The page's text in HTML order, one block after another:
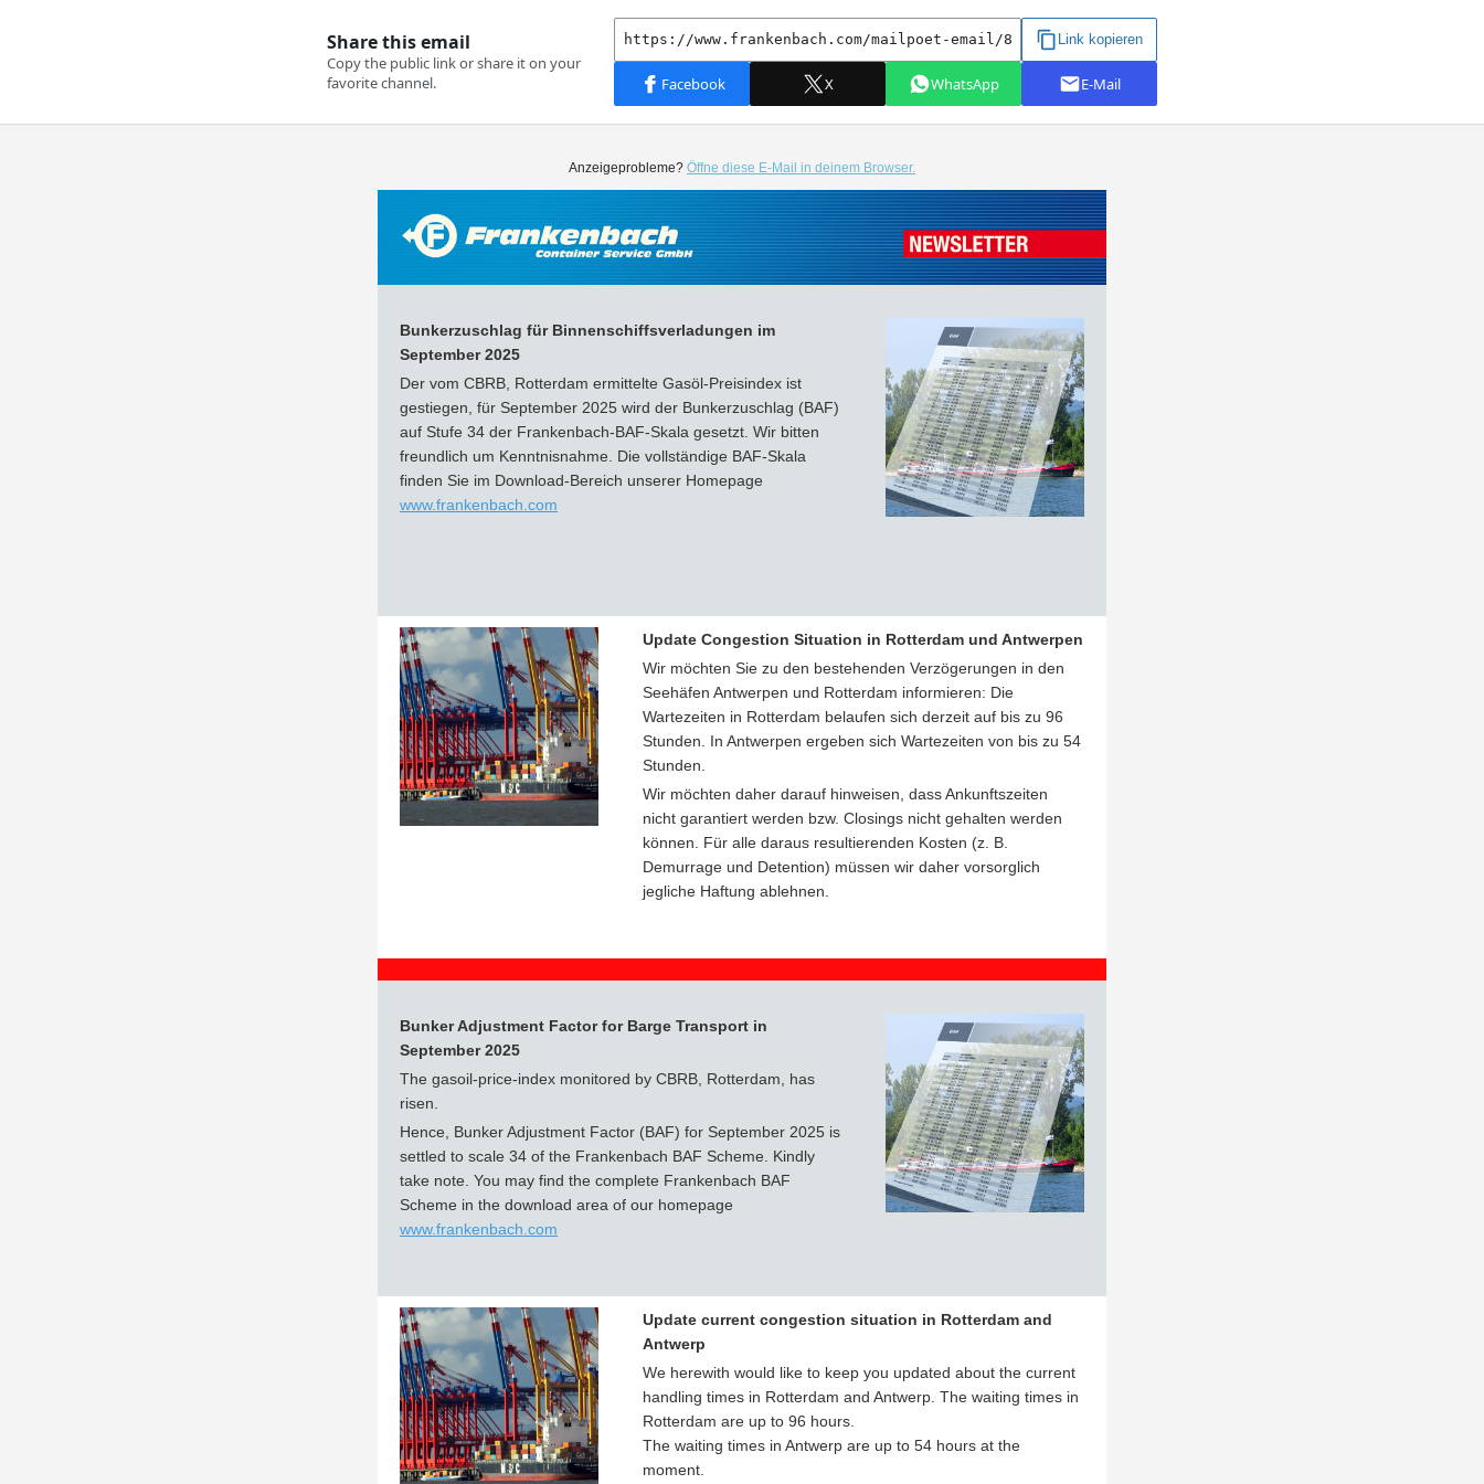
Anzeigeprobleme? Öffne diese E-Mail in deinem Browser.
Bunkerzuschlag für Binnenschiffsverladungen im
September 2025
Der vom CBRB, Rotterdam ermittelte Gasöl-Preisindex ist
gestiegen, für September 2025 wird der Bunkerzuschlag (BAF)
auf Stufe 34 der Frankenbach-BAF-Skala gesetzt. Wir bitten
freundlich um Kenntnisnahme. Die vollständige BAF-Skala
finden Sie im Download-Bereich unserer Homepage
www.frankenbach.com
Update Congestion Situation in Rotterdam und Antwerpen
Wir möchten Sie zu den bestehenden Verzögerungen in den
Seehäfen Antwerpen und Rotterdam informieren: Die
Wartezeiten in Rotterdam belaufen sich derzeit auf bis zu 96
Stunden. In Antwerpen ergeben sich Wartezeiten von bis zu 54
Stunden.
Wir möchten daher darauf hinweisen, dass Ankunftszeiten
nicht garantiert werden bzw. Closings nicht gehalten werden
können. Für alle daraus resultierenden Kosten (z. B.
Demurrage und Detention) müssen wir daher vorsorglich
jegliche Haftung ablehnen.
Bunker Adjustment Factor for Barge Transport in
September 2025
The gasoil-price-index monitored by CBRB, Rotterdam, has
risen.
Hence, Bunker Adjustment Factor (BAF) for September 2025 is
settled to scale 34 of the Frankenbach BAF Scheme. Kindly
take note. You may find the complete Frankenbach BAF
Scheme in the download area of our homepage
www.frankenbach.com
Update current congestion situation in Rotterdam and
Antwerp
We herewith would like to keep you updated about the current
handling times in Rotterdam and Antwerp. The waiting times in
Rotterdam are up to 96 hours.
The waiting times in Antwerp are up to 54 hours at the
moment.